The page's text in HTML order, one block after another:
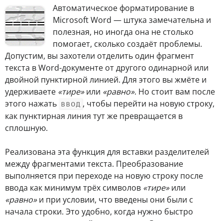
Автоматическое форматирование в
Microsoft Word — штука замечательна и
полезная, но иногда она не столько
помогает, сколько создаёт проблемы.
Допустим, вы захотели отделить один фрагмент
текста в Word-документе от другого одинарной или
двойной пунктирной линией. Для этого вы жмёте и
удерживаете «тире»или «равно». Но стоит вам после
этого нажать ввод , чтобы перейти на новую строку,
как пунктирная линия тут же превращается в
сплошную.
Реализована эта функция для вставки разделителей
между фрагментами текста. Преобразование
выполняется при переходе на новую строку после
ввода как минимум трёх символов «тире»или
«равно»и при условии, что введены они были с
начала строки. Это удобно, когда нужно быстро